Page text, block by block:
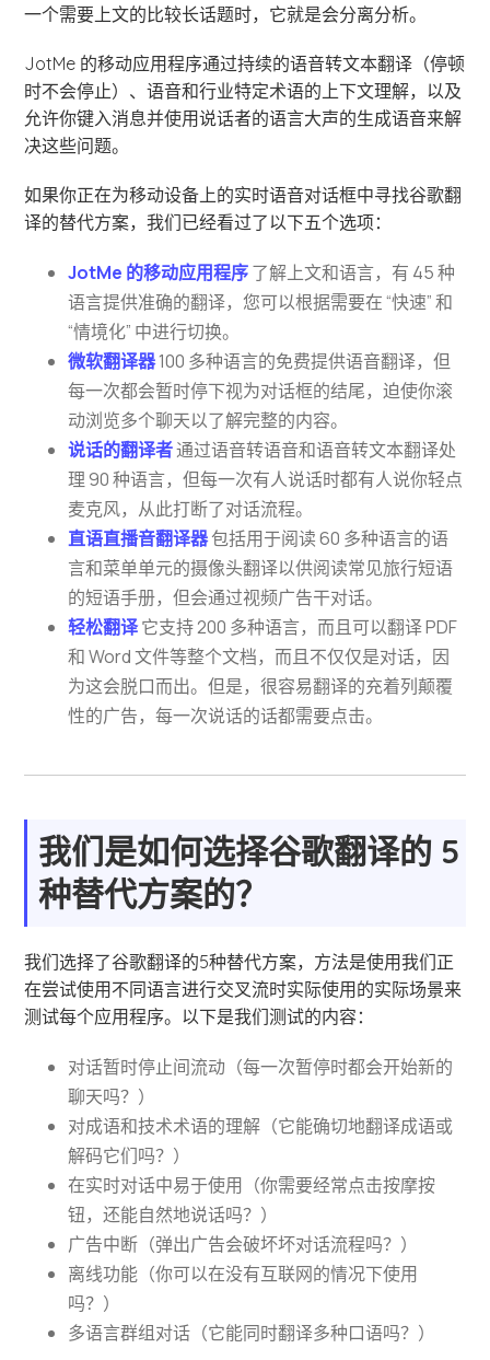
一个需要上文的比较长话题时，它就是会分离分析。
JotMe 的移动应用程序通过持续的语音转文本翻译（停顿
时不会停止）、语音和行业特定术语的上下文理解，以及
允许你键入消息并使用说话者的语言大声的生成语音来解
决这些问题。
如果你正在为移动设备上的实时语音对话框中寻找谷歌翻
译的替代方案，我们已经看过了以下五个选项：
JotMe 的移动应用程序了解上文和语言，有 45 种
语言提供准确的翻译，您可以根据需要在 “快速” 和
“情境化” 中进行切换。
微软翻译器100 多种语言的免费提供语音翻译，但
每一次都会暂时停下视为对话框的结尾，迫使你滚
动浏览多个聊天以了解完整的内容。
说话的翻译者通过语音转语音和语音转文本翻译处
理 90 种语言，但每一次有人说话时都有人说你轻点
麦克风，从此打断了对话流程。
直语直播音翻译器包括用于阅读 60 多种语言的语
言和菜单单元的摄像头翻译以供阅读常见旅行短语
的短语手册，但会通过视频广告干对话。
轻松翻译它支持 200 多种语言，而且可以翻译 PDF
和 Word 文件等整个文档，而且不仅仅是对话，因
为这会脱口而出。但是，很容易翻译的充着列颠覆
性的广告，每一次说话的话都需要点击。
我们是如何选择谷歌翻译的 5
种替代方案的？
我们选择了谷歌翻译的5种替代方案，方法是使用我们正
在尝试使用不同语言进行交叉流时实际使用的实际场景来
测试每个应用程序。以下是我们测试的内容：
对话暂时停止间流动（每一次暂停时都会开始新的
聊天吗？）
对成语和技术术语的理解（它能确切地翻译成语或
解码它们吗？）
在实时对话中易于使用（你需要经常点击按摩按
钮，还能自然地说话吗？）
广告中断（弹出广告会破坏坏对话流程吗？）
离线功能（你可以在没有互联网的情况下使用
吗？）
多语言群组对话（它能同时翻译多种口语吗？）